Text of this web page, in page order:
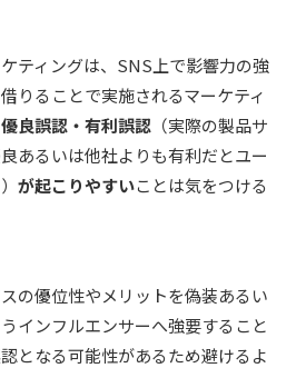
ティングは、SNS上で影響力の強
りることで実施されるマーケティ
優良誤認・有利誤認 （実際の製品サ
あるいは他社よりも有利だとユー
が起こりやすいことは気をつける
の優位性やメリットを偽装あるい
インフルエンサーへ強要すること
となる可能性があるため避けるよ